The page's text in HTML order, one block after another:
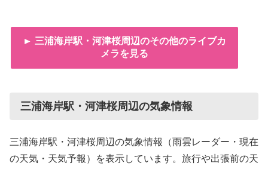
► 三浦海岸駅・河津桜周辺のその他のライブカ
メラを見る
三浦海岸駅・河津桜周辺の気象情報
三浦海岸駅・河津桜周辺の気象情報（雨雲レーダー・現在
の天気・天気予報）を表示しています。旅行や出張前の天